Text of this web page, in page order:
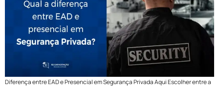
Diferença entre EAD e Presencial em Segurança Privada Aqui Escolher entre a